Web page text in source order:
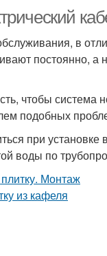
в
постоянно, а
чтобы система
подобных
при установке
воды по